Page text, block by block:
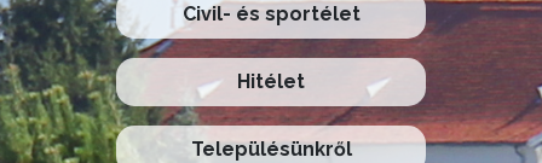
Civil- és sportélet
Hitélet
Településünkről